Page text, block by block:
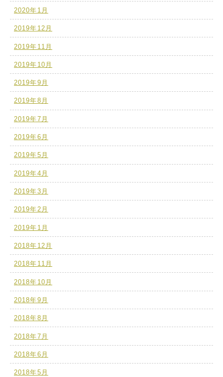
2020年1月
2019年12月
2019年11月
2019年10月
2019年9月
2019年8月
2019年7月
2019年6月
2019年5月
2019年4月
2019年3月
2019年2月
2019年1月
2018年12月
2018年11月
2018年10月
2018年9月
2018年8月
2018年7月
2018年6月
2018年5月